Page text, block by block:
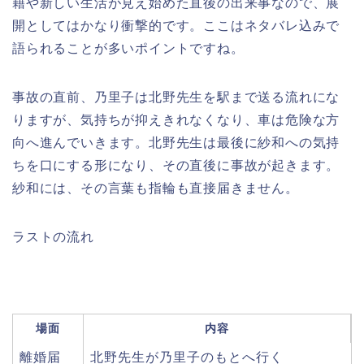
開としてはかなり衝撃的です。ここはネタバレ込みで
語られることが多いポイントですね。
事故の直前、乃里子は北野先生を駅まで送る流れにな
りますが、気持ちが抑えきれなくなり、車は危険な方
向へ進んでいきます。北野先生は最後に紗和への気持
ちを口にする形になり、その直後に事故が起きます。
紗和には、その言葉も指輪も直接届きません。
ラストの流れ
場面 内容
離婚届 北野先生が乃里子のもとへ行く